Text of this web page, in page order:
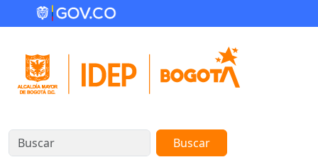
Pasar al contenido principal